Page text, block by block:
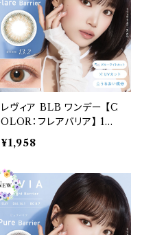
レヴィア BLB ワンデー 【C
OLOR：フレアバリア】 1箱1
0枚 14.1mm 度なし 度あり
¥1,958